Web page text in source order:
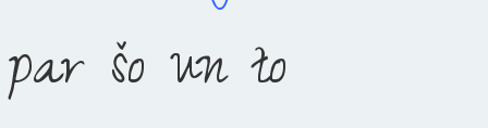
par šo un to